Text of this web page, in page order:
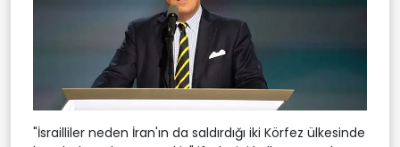
"İsrailliler neden İran'ın da saldırdığı iki Körfez ülkesinde